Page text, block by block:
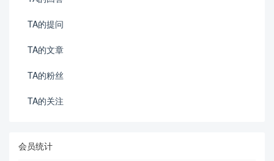
TA的提问
TA的文章
TA的粉丝
TA的关注
会员统计